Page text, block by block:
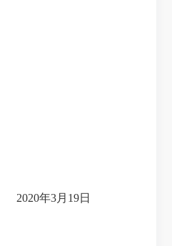
2020年3月 19日